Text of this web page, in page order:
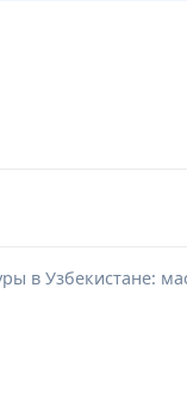
в Узбекистане: